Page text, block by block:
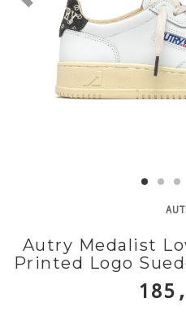
Autry Medalist
Printed Logo